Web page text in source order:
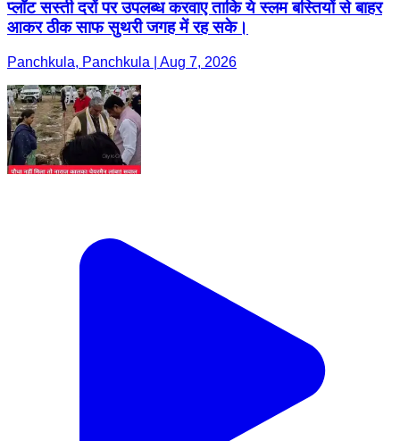
प्लॉट सस्ती दरों पर उपलब्ध करवाए ताकि ये स्लम बस्तियों से बाहर
आकर ठीक साफ सुथरी जगह में रह सके।
Panchkula, Panchkula | Aug 7, 2026